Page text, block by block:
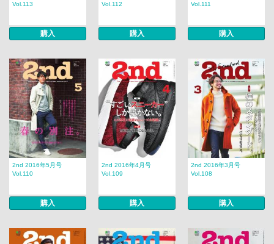
Vol.113
購入
Vol.112
購入
Vol.111
購入
2nd 2016年5月号
Vol.110
購入
2nd 2016年4月号
Vol.109
購入
2nd 2016年3月号
Vol.108
購入